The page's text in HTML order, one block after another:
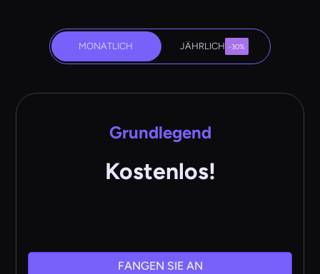
MONATLICH JÄHRLICH -30%
Grundlegend
Kostenlos!
FANGEN SIE AN